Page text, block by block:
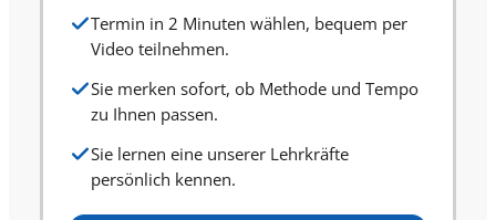
Termin in 2 Minuten wählen, bequem per
Video teilnehmen.
Sie merken sofort, ob Methode und Tempo
zu Ihnen passen.
Sie lernen eine unserer Lehrkräfte
persönlich kennen.